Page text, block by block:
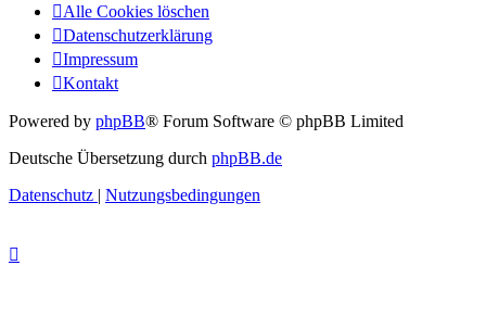
Alle Cookies löschen
Datenschutzerklärung
Impressum
Kontakt
Powered by phpBB® Forum Software © phpBB Limited
Deutsche Übersetzung durch phpBB.de
Datenschutz | Nutzungsbedingungen